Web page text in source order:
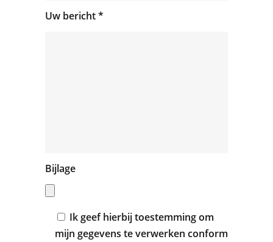
Uw bericht *
Bijlage
Ik geef hierbij toestemming om
mijn gegevens te verwerken conform